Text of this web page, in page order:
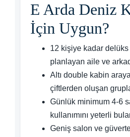
E Arda Deniz
İçin Uygun?
12 kişiye kadar
planlayan aile ve
Altı double kabin
çiftlerden oluşan
Günlük minimum 4-6
kullanımını yeterli
Geniş salon ve